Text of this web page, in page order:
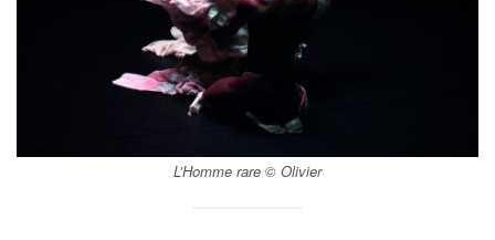
L’Homme rare © Olivier